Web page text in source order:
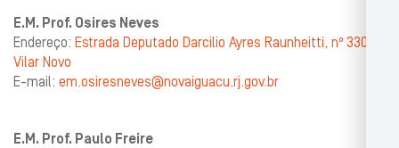
E.M. Prof. Osires Neves
Endereço: Estrada Deputado Darcilio Ayres Raunheitti, nº 330 –
Vilar Novo
E-mail: em.osiresneves@novaiguacu.rj.gov.br
E.M. Prof. Paulo Freire